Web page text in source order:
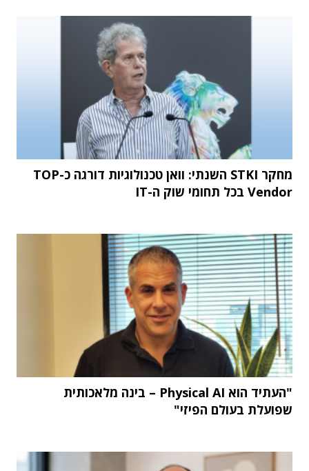
מחקר STKI השנתי: וואן טכנולוגיות דורגה כ-TOP
Vendor בכל תחומי שוק ה-IT
"העתיד הוא Physical AI – בינה מלאכותית
שפועלת בעולם הפיזי"